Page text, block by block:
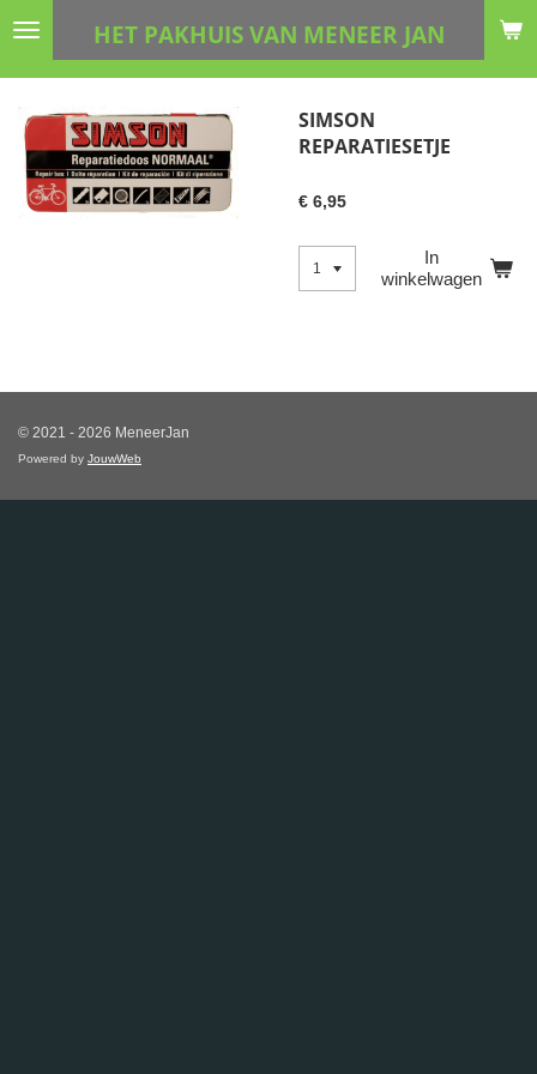
Ga
hoofdinhoud
HET PAKHUIS VAN MENEER JAN
SIMSON
REPARATIESETJE
€ 6,95
In
winkelwagen
© 2021 - 2026 MeneerJan
Powered by JouwWeb